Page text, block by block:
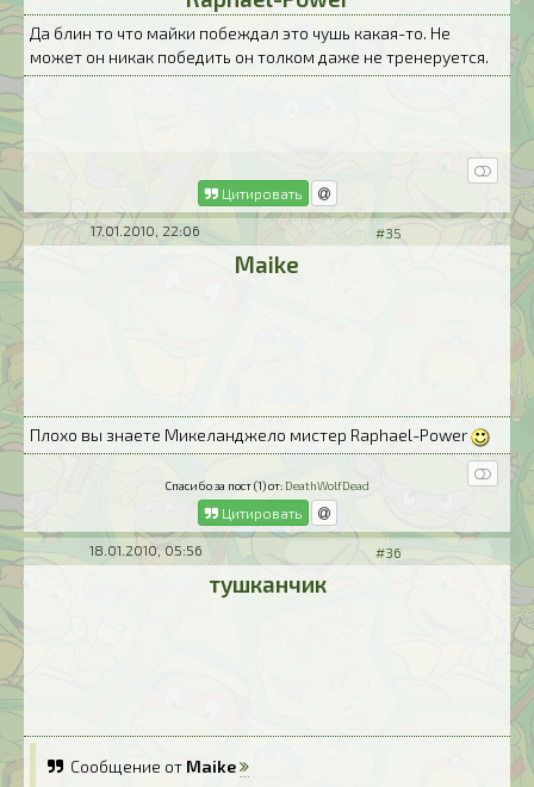
Да блин то что майки побеждал это чушь какая-то. Не
может он никак победить он толком даже не тренеруется.
Цитировать
17.01.2010, 22:06 #35
Maike
Плохо вы знаете Микеланджело мистер Raphael-Power
Спасибо за пост (1) от: DeathWolfDead
Цитировать
18.01.2010, 05:56 #36
тушканчик
Сообщение от Maike